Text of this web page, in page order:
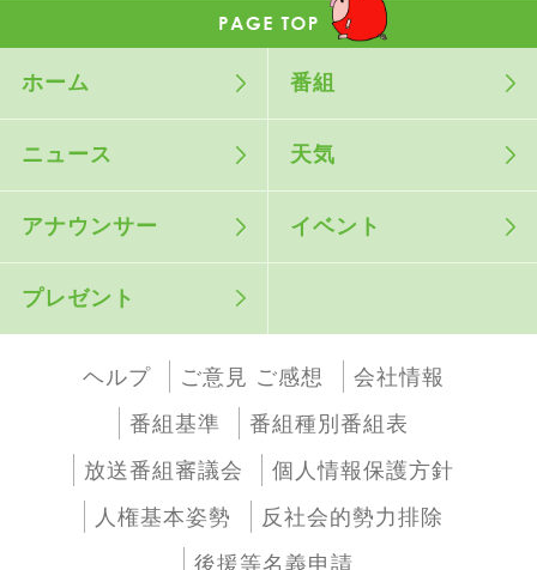
ホーム 番組
ニュース 天気
アナウンサー イベント
プレゼント
ヘルプ ご意見 ご感想
会社情報
番組基準
番組種別番組表
放送番組審議会
個人情報保護方針
人権基本姿勢
反社会的勢力排除
後援等名義申請